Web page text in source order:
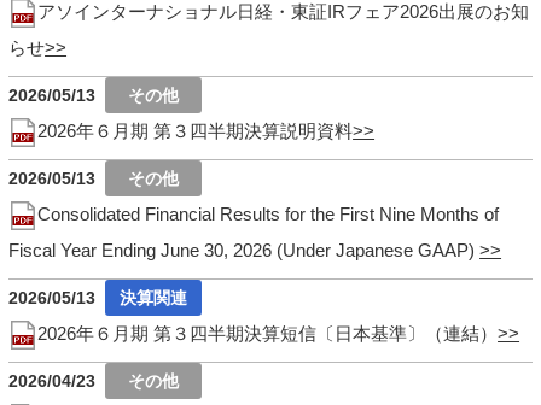
アソインターナショナル日経・東証IRフェア2026出展のお知
らせ
2026/05/13
2026年６月期 第３四半期決算説明資料
2026/05/13
Consolidated Financial Results for the First Nine Months of
Fiscal Year Ending June 30, 2026 (Under Japanese GAAP)
2026/05/13
2026年６月期 第３四半期決算短信〔日本基準〕（連結）
2026/04/23